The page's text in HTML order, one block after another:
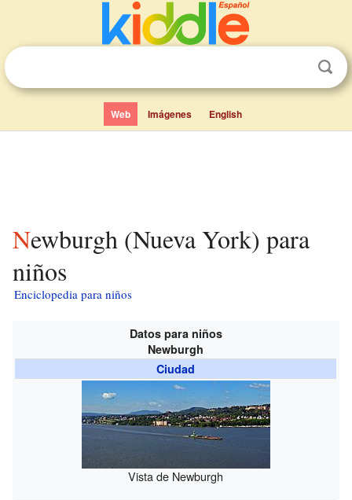
Web Imágenes English
Newburgh (Nueva York) para
niños
Enciclopedia para niños
Datos para niños
Newburgh
Ciudad
Vista de Newburgh